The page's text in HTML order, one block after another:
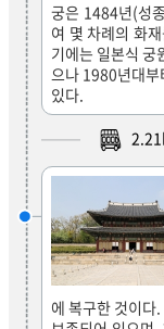
궁은 1484년(성
여 몇 차례의 화
기에는 일본식 궁
으나 1980년대부
있다.
2.21
에 복구한 것이다